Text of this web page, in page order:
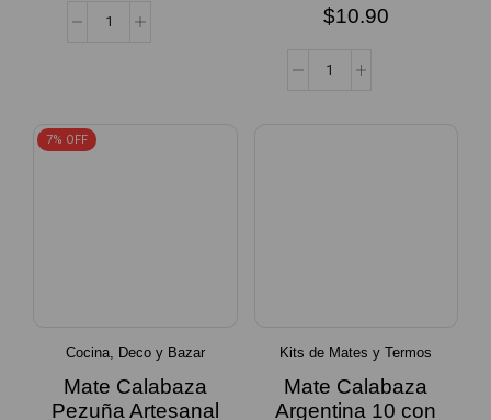
$10.90
7% OFF
Cocina, Deco y Bazar
Mate Calabaza
Pezuña Artesanal
Kits de Mates y Termos
Mate Calabaza
Argentina 10 con